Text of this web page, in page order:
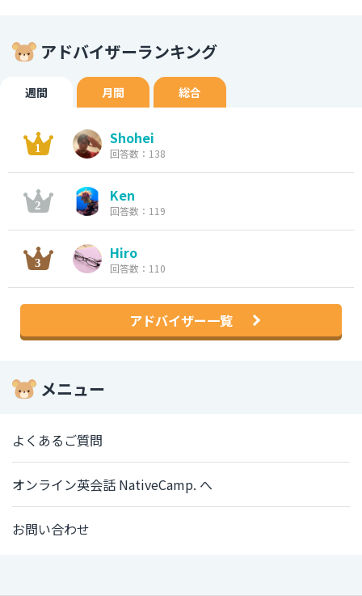
アドバイザーランキング
週間 月間 総合
Shohei
回答数：138
Ken
回答数：119
Hiro
回答数：110
アドバイザー一覧
メニュー
よくあるご質問
オンライン英会話 NativeCamp. へ
お問い合わせ